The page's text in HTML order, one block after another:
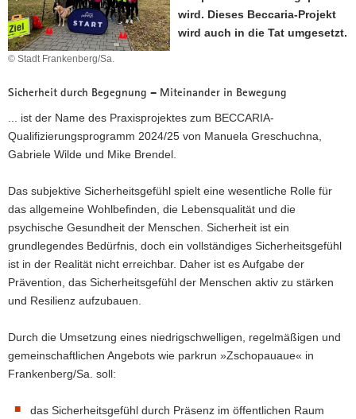
a
v
i
a
© Stadt Frankenberg/Sa.
wird. Dieses Beccaria-Projekt
wird auch in die Tat umgesetzt.
Sicherheit durch Begegnung – Miteinander in Bewegung
... ist der Name des Praxisprojektes zum BECCARIA-
Qualifizierungsprogramm 2024/25 von Manuela Greschuchna,
Gabriele Wilde und Mike Brendel.
Das subjektive Sicherheitsgefühl spielt eine wesentliche Rolle für
das allgemeine Wohlbefinden, die Lebensqualität und die
psychische Gesundheit der Menschen. Sicherheit ist ein
grundlegendes Bedürfnis, doch ein vollständiges Sicherheitsgefühl
ist in der Realität nicht erreichbar. Daher ist es Aufgabe der
Prävention, das Sicherheitsgefühl der Menschen aktiv zu stärken
und Resilienz aufzubauen.
Durch die Umsetzung eines niedrigschwelligen, regelmäßigen und
gemeinschaftlichen Angebots wie parkrun »Zschopauaue« in
Frankenberg/Sa. soll:
das Sicherheitsgefühl durch Präsenz im öffentlichen Raum